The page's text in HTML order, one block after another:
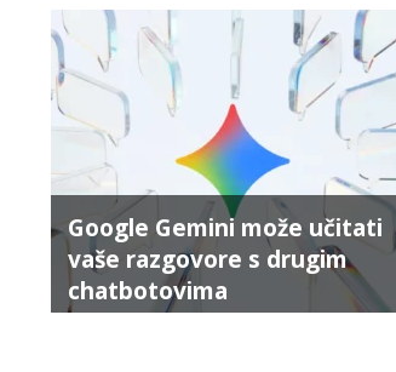
Google Gemini može učitati
vaše razgovore s drugim
chatbotovima